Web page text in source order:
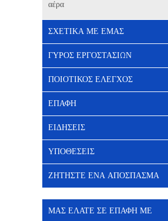
αέρα
ΣΧΕΤΙΚΆ ΜΕ ΕΜΆΣ
ΓΎΡΟΣ ΕΡΓΟΣΤΑΣΊΩΝ
ΠΟΙΟΤΙΚΌΣ ΈΛΕΓΧΟΣ
ΕΠΑΦΉ
ΕΙΔΉΣΕΙΣ
ΥΠΟΘΈΣΕΙΣ
ΖΗΤΉΣΤΕ ΈΝΑ ΑΠΌΣΠΑΣΜΑ
ΜΑΣ ΕΛΆΤΕ ΣΕ ΕΠΑΦΉ ΜΕ